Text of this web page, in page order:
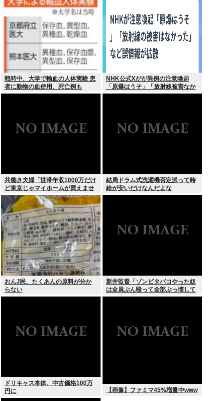
戦時中、大学で輸血の人体実験 患
者に動物の血使用、死亡例も
NHK公式Xがが異例の注意喚起
「原爆はうそ」「放射線被害なか
った」SNS拡散情報めぐり「荒唐
共働き夫婦「世帯年収1000万だけ
ど東京じゃマイホームが買えませ
ん 」
結局ドラム式洗濯機否定派って時
給が安いだけなんだよな
おんJ民、たくあんの原料が分か
らない
新井監督「ゾンビタバコやった奴
は全員ぶん殴って全部ぶっ壊して
から辞めたい」
ドリキャス本体、中古価格100万
円に
【画像】ファミマ45%増量中www